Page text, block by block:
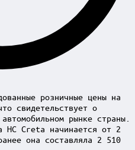
розничные цены на
свидетельствует о
рынке страны.
HC Creta начинается от 2
она составляла 2 510